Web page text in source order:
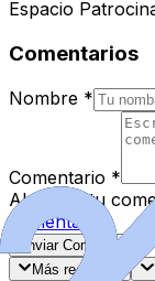
Espacio
Comentarios
Nombre *
Comentario *
Al enviar tu
comentarios.
Enviar Comentario
Más recientes